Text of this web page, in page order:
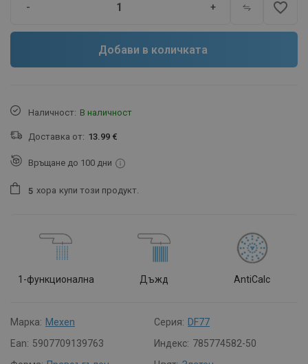
- + favorite_border
Добави в количката
Наличност: В наличност
Доставка от: 13.99 €
Връщане до 100 дни
5 хора купи този продукт.
1-функционална Дъжд AntiCalc
Марка: Mexen Серия: DF77
Ean: 5907709139763 Индекс: 785774582-50